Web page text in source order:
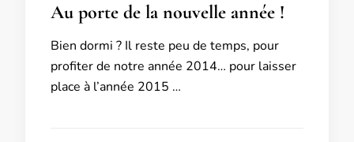
Au porte de la nouvelle année !
Bien dormi ? Il reste peu de temps, pour
profiter de notre année 2014… pour laisser
place à l’année 2015 …